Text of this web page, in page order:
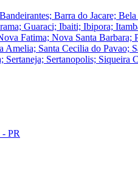
Barra do Jacare;
Guaraci; Ibaiti; Ibipora;
Fatima; Nova Santa
Santa Cecilia do Pavao;
Sertaneja; Sertanopolis;
PR